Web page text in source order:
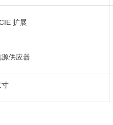
扩展
供应器
寸